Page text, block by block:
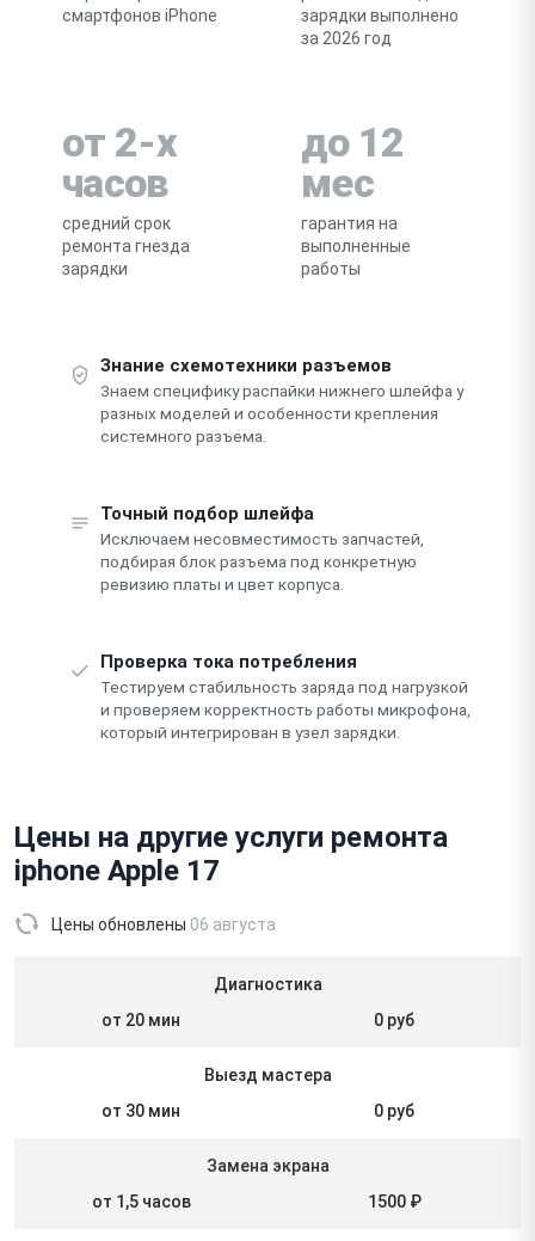
смартфонов iPhone
зарядки выполнено
за 2026 год
от 2-х
часов
средний срок
ремонта гнезда
зарядки
до 12
мес
гарантия на
выполненные
работы
Знание схемотехники разъемов
Знаем специфику распайки нижнего шлейфа у
разных моделей и особенности крепления
системного разъема.
Точный подбор шлейфа
Исключаем несовместимость запчастей,
подбирая блок разъема под конкретную
ревизию платы и цвет корпуса.
Проверка тока потребления
Тестируем стабильность заряда под нагрузкой
и проверяем корректность работы микрофона,
который интегрирован в узел зарядки.
Цены на другие услуги ремонта
iphone Apple 17
Цены обновлены 06 августа
Диагностика
от 20 мин
0 руб
Выезд мастера
от 30 мин
0 руб
Замена экрана
от 1,5 часов
1500 ₽